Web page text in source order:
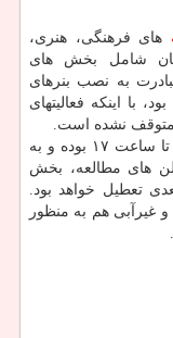
های فرهنگی، هنری،
شامل بخش های
به نصب بنرهای
با اینكه فعالیتهای
متوقف نشده است.
همینطور فعالیت تمامی كتابخانه های سازمان تا ساعت ۱۷ بوده و به
های مطالعه، بخش
تعطیل خواهد بود.
هم به منظور